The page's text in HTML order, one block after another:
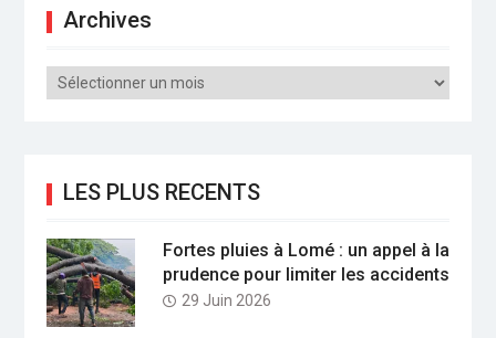
Archives
Archives
LES PLUS RECENTS
Fortes pluies à Lomé : un appel à la
prudence pour limiter les accidents
29 Juin 2026